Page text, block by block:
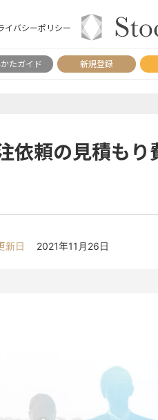
イバシーポリシー
たガイド 新規登録
依頼の見積もり
新日 2021年11月26日